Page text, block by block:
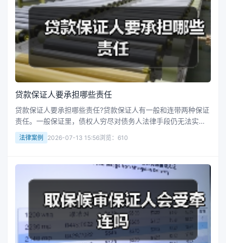
贷款保证人要承担哪些责任
贷款保证人要承担哪些责任?贷款保证人有一般和连带两种保证
责任。一般保证里，债权人穷尽对债务人法律手段仍无法实现
债权，才能要求保证人担责；连带保证中，债权人可直接要求
保证人担责。保证人担责后可向债务人追偿，责任范围依合同
法律案例 2026-07-13 15:56浏览：610